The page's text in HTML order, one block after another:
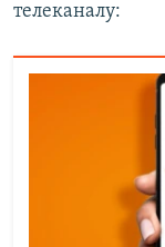
телеканалу: